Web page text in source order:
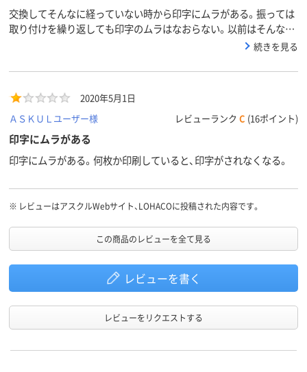
交換してそんなに経っていない時から印字にムラがある。振っては
取り付けを繰り返しても印字のムラはなおらない。以前はそんなこ
となかったのに非常に残念。印字が消えているとかではないのでと
す。
続きを見る
2020年5月1日
ＡＳＫＵＬユーザー様
レビューランク C (16ポイント)
印字にムラがある
印字にムラがある。何枚か印刷していると、印字がされなくなる。
※ レビューはアスクルWebサイト、LOHACOに投稿された内容です。
この商品のレビューを全て見る
レビューを書く
レビューをリクエストする